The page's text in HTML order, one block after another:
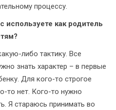
процессу.
используете как родитель
­либо тактику. Все
знать характер – в первые
Для кого-то строгое
то нет. Кого-то нужно
Я стараюсь принимать во